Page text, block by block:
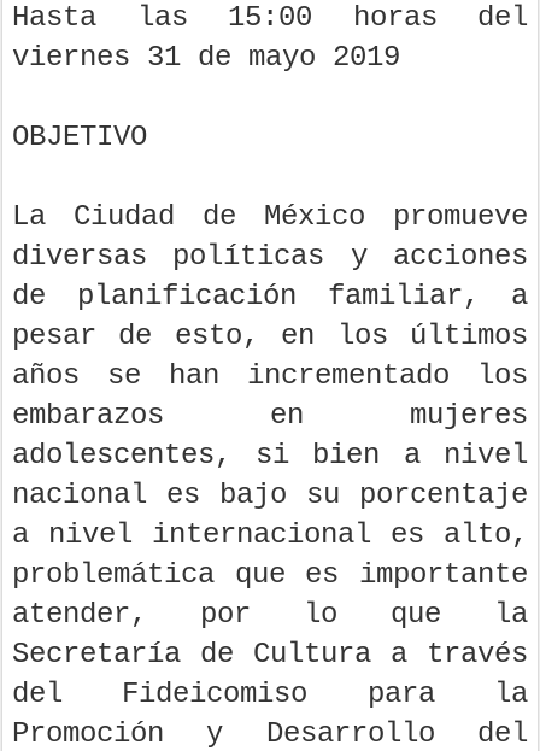
Hasta las 15:00 horas del
viernes 31 de mayo 2019
OBJETIVO
La Ciudad de México promueve
diversas políticas y acciones
de planificación familiar, a
pesar de esto, en los últimos
años se han incrementado los
embarazos en mujeres
adolescentes, si bien a nivel
nacional es bajo su porcentaje
a nivel internacional es alto,
problemática que es importante
atender, por lo que la
Secretaría de Cultura a través
del Fideicomiso para la
Promoción y Desarrollo del